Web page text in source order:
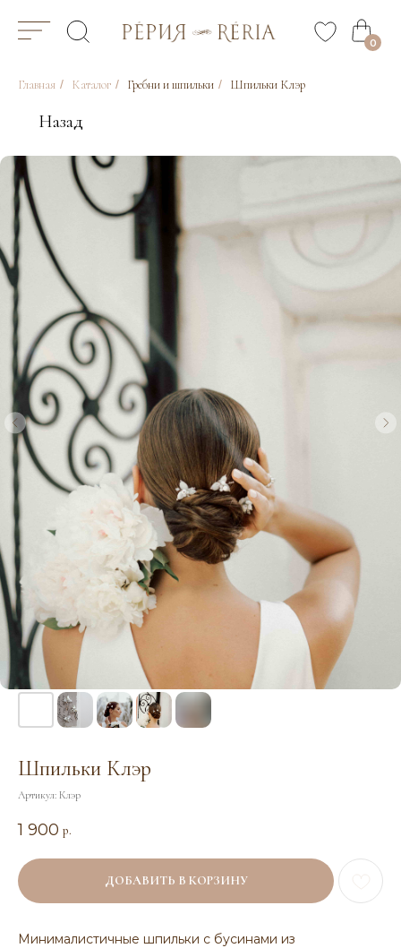
0
Главная / Каталог / Гребни и шпильки / Шпильки Клэр
Назад
Шпильки Клэр
Артикул: Клэр
1 900 р.
ДОБАВИТЬ В КОРЗИНУ
Минималистичные шпильки с бусинами из